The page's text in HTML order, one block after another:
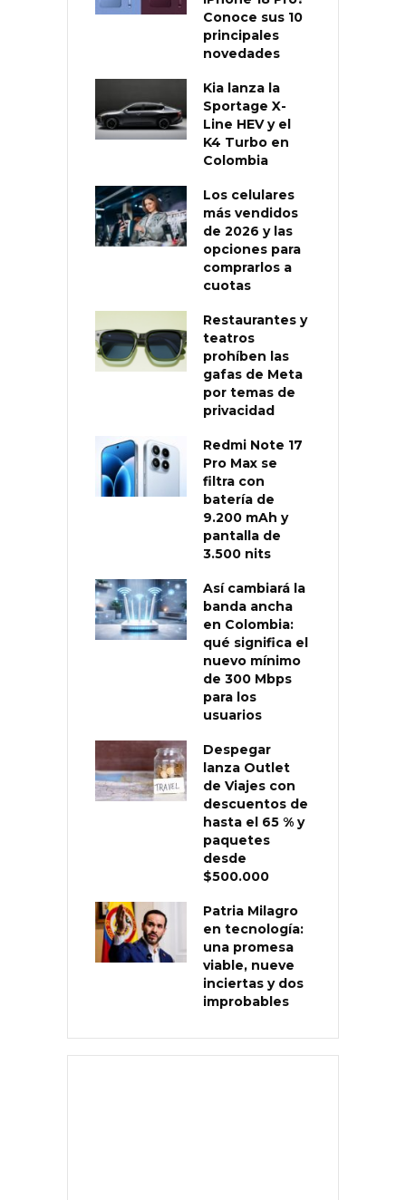
Conoce sus 10
principales
novedades
Kia lanza la
Sportage X-
Line HEV y el
K4 Turbo en
Colombia
Los celulares
más vendidos
de 2026 y las
opciones para
comprarlos a
cuotas
Restaurantes y
teatros
prohíben las
gafas de Meta
por temas de
privacidad
Redmi Note 17
Pro Max se
filtra con
batería de
9.200 mAh y
pantalla de
3.500 nits
Así cambiará la
banda ancha
en Colombia:
qué significa el
nuevo mínimo
de 300 Mbps
para los
usuarios
Despegar
lanza Outlet
de Viajes con
descuentos de
hasta el 65 % y
paquetes
desde
$500.000
Patria Milagro
en tecnología:
una promesa
viable, nueve
inciertas y dos
improbables